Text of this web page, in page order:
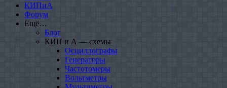
КИПиА
Форум
Ещё…
Блог
КИП и А — схемы
Осциллографы
Генераторы
Частотомеры
Вольтметры